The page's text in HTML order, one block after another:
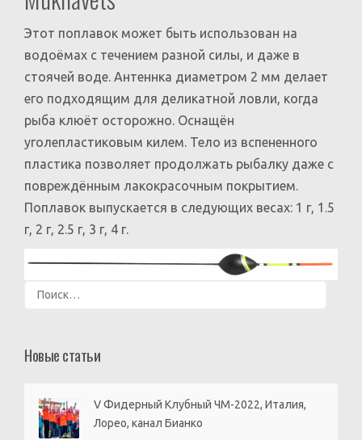
Этот поплавок может быть использован на
водоёмах с течением разной силы, и даже в
стоячей воде. Антеннка диаметром 2 мм делает
его подходящим для деликатной ловли, когда
рыба клюёт осторожно. Оснащён
уголепластиковым килем. Тело из вспененного
пластика позволяет продолжать рыбалку даже с
повреждённым лакокрасочным покрытием.
Поплавок выпускается в следующих весах: 1 г, 1.5
г, 2 г, 2.5 г, 3 г, 4 г.
Найти:
Новые статьи
V Фидерный Клубный ЧМ-2022, Италия,
Лорео, канал Бианко